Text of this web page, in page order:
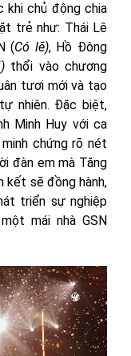
chủ động chia
trẻ như: Thái Lê
(Có lẽ), Hồ Đông
thổi vào chương
tươi mới và tạo
nhiên. Đặc biệt,
Minh Huy với ca
chứng rõ nét
đàn em mà Tăng
kết sẽ đồng hành,
triển sự nghiệp
mái nhà GSN